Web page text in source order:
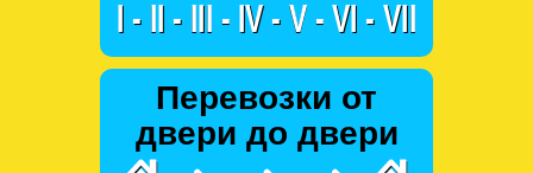
Перевозки от
двери до двери